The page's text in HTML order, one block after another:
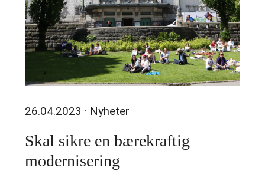
26.04.2023 · Nyheter
Skal sikre en bærekraftig
modernisering